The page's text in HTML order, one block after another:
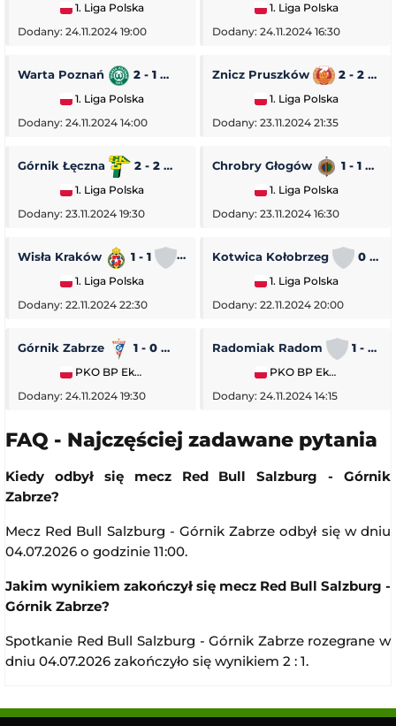
1. Liga Polska
Dodany: 24.11.2024 19:00
1. Liga Polska
Dodany: 24.11.2024 16:30
Warta Poznań 2 - 1 Pogoń Siedlce
1. Liga Polska
Dodany: 24.11.2024 14:00
Znicz Pruszków 2 - 2
1. Liga Polska
Dodany: 23.11.2024 21:35
Górnik Łęczna 2 - 2 GKS Tychy
1. Liga Polska
Dodany: 23.11.2024 19:30
Chrobry Głogów 1 - 1
1. Liga Polska
Dodany: 23.11.2024 16:30
Wisła Kraków 1 - 1 Stal Rzeszów
1. Liga Polska
Dodany: 22.11.2024 22:30
Kotwica Kołobrzeg 0 - 5
1. Liga Polska
Dodany: 22.11.2024 20:00
Górnik Zabrze 1 - 0 Piast Gliwice
PKO BP Ekstraklasa
Dodany: 24.11.2024 19:30
Radomiak Radom 1 - 2
PKO BP Ekstraklasa
Dodany: 24.11.2024 14:15
FAQ - Najczęściej zadawane pytania
Kiedy odbył się mecz Red Bull Salzburg - Górnik
Zabrze?
Mecz Red Bull Salzburg - Górnik Zabrze odbył się w dniu
04.07.2026 o godzinie 11:00.
Jakim wynikiem zakończył się mecz Red Bull Salzburg -
Górnik Zabrze?
Spotkanie Red Bull Salzburg - Górnik Zabrze rozegrane w
dniu 04.07.2026 zakończyło się wynikiem 2 : 1.